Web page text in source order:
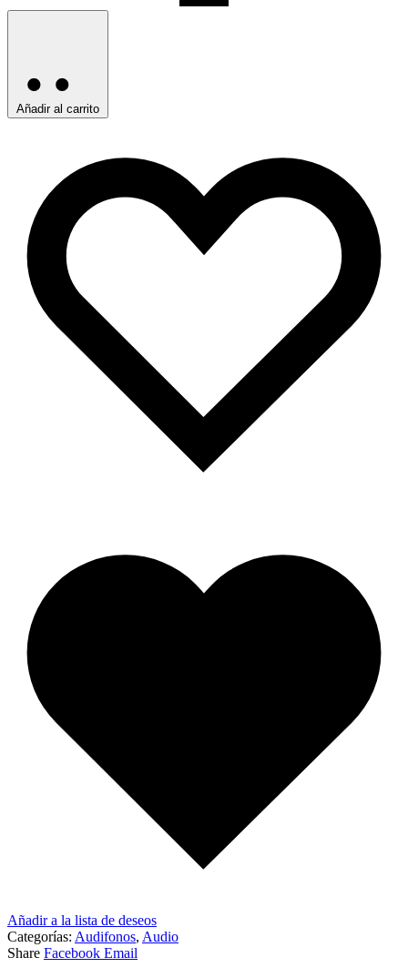
Añadir al carrito
Añadir a la lista de deseos
Categorías: Audifonos, Audio
Share Facebook Email